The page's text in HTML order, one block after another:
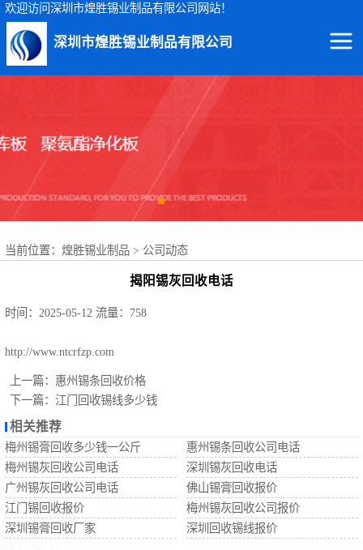
欢迎访问深圳市煌胜锡业制品有限公司网站！
深圳市煌胜锡业制品有限公司
当前位置： 煌胜锡业制品 > 公司动态
揭阳锡灰回收电话
时间：2025-05-12 流量：758
http://www.ntcrfzp.com
上一篇： 惠州锡条回收价格
下一篇： 江门回收锡线多少钱
相关推荐
梅州锡膏回收多少钱一公斤
惠州锡条回收公司电话
梅州锡灰回收公司电话
深圳锡灰回收电话
广州锡灰回收公司电话
佛山锡膏回收报价
江门锡回收报价
梅州锡灰回收公司报价
深圳锡膏回收厂家
深圳回收锡线报价
回收锡条
回收锡膏
回收锡锭
回收锡珠
回收锡